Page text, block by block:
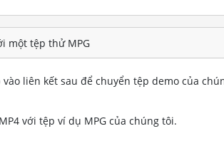
một tệp thử MPG
vào liên kết sau để chuyển tệp demo của
với tệp ví dụ MPG của chúng tôi.